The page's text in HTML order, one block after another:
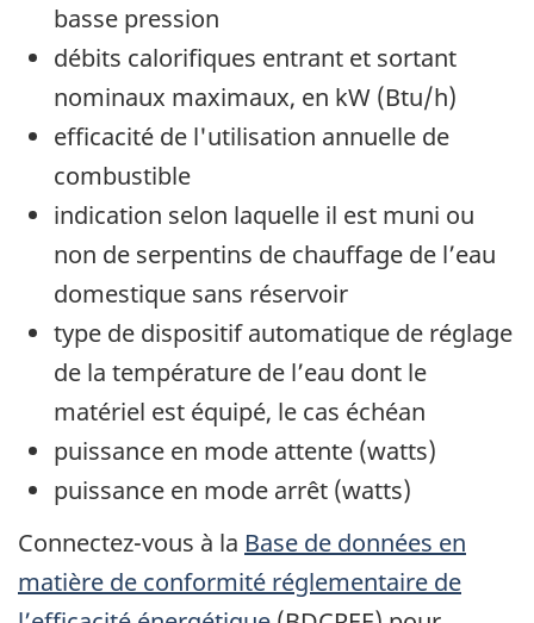
basse pression
débits calorifiques entrant et sortant
nominaux maximaux, en kW (Btu/h)
efficacité de l'utilisation annuelle de
combustible
indication selon laquelle il est muni ou
non de serpentins de chauffage de l’eau
domestique sans réservoir
type de dispositif automatique de réglage
de la température de l’eau dont le
matériel est équipé, le cas échéan
puissance en mode attente (watts)
puissance en mode arrêt (watts)
Connectez-vous à la Base de données en
matière de conformité réglementaire de